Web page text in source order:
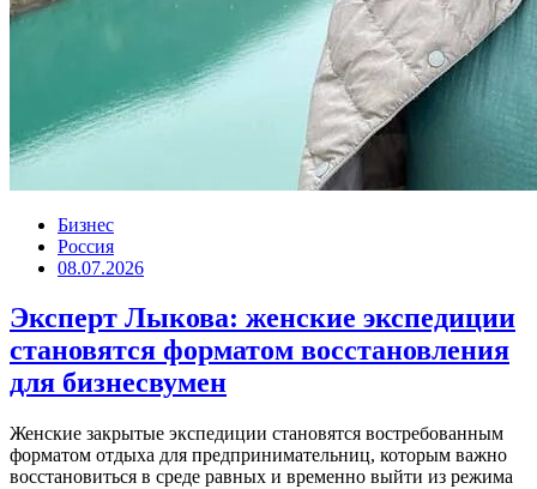
Бизнес
Россия
08.07.2026
Эксперт Лыкова: женские экспедиции
становятся форматом восстановления
для бизнесвумен
Женские закрытые экспедиции становятся востребованным
форматом отдыха для предпринимательниц, которым важно
восстановиться в среде равных и временно выйти из режима